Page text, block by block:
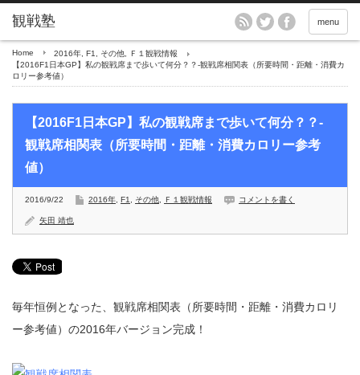
menu
Home 2016年 F1 その他
Ｆ１観戦情報
【2016F1日本GP】私の観戦席まで歩いて何分？？-観戦席相関表（所要時間・距離・消費カ
ロリー参考値）
【2016F1日本GP】私の観戦席まで歩いて何分？？-
観戦席相関表（所要時間・距離・消費カロリー参考
値）
2016/9/22 2016年 F1 その他 Ｆ１観戦情報 コメントを書く
矢田 靖也
毎年恒例となった、観戦席相関表（所要時間・距離・消費カロリ
ー参考値）の2016年バージョン完成！